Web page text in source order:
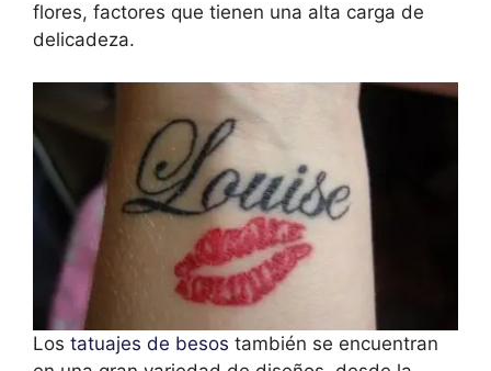
flores, factores que tienen una alta carga de
delicadeza.
Los tatuajes de besos también se encuentran